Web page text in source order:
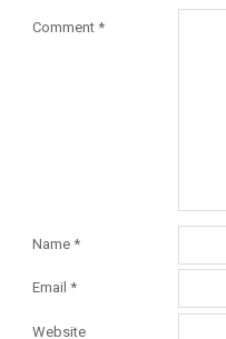
Comment *
Name *
Email *
Website